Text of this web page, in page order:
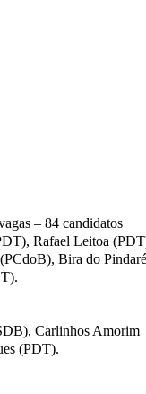
– 84 candidatos
Rafael Leitoa
Bira do Pindaré
Carlinhos Amorim
(PDT).